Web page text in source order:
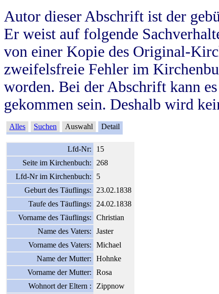
Autor dieser Abschrift ist der
Er weist auf folgende
von einer Kopie des Original-
zweifelsfreie Fehler im
worden. Bei der Abschrift kann
gekommen sein. Deshalb wird
Alles Suchen Auswahl Detail
Lfd-Nr:
15
Seite im Kirchenbuch:
268
Lfd-Nr im Kirchenbuch:
5
Geburt des Täuflings:
23.02.1838
Taufe des Täuflings:
24.02.1838
Vorname des Täuflings:
Christian
Name des Vaters:
Jaster
Vorname des Vaters:
Michael
Name der Mutter:
Hohnke
Vorname der Mutter:
Rosa
Wohnort der Eltern :
Zippnow